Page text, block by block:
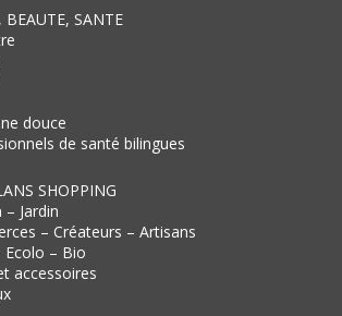
BEAUTE, SANTE
douce
de santé bilingues
SHOPPING
Jardin
– Créateurs – Artisans
Ecolo – Bio
accessoires